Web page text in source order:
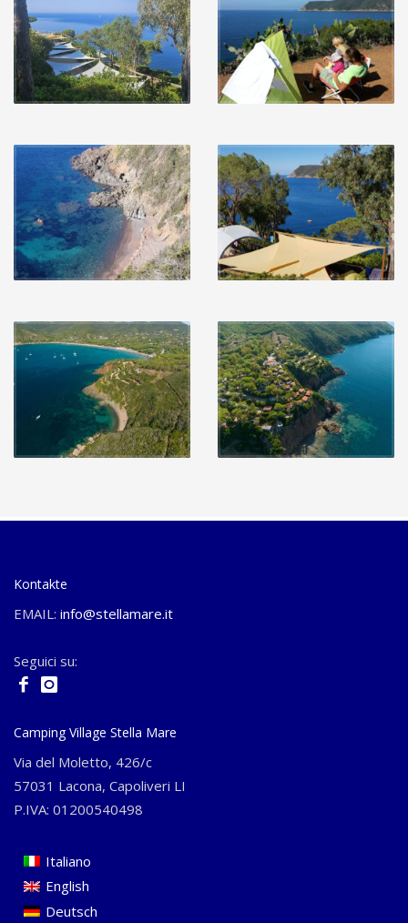
Kontakte
EMAIL: info@stellamare.it
Seguici su:
Camping Village Stella Mare
Via del Moletto, 426/c
57031 Lacona, Capoliveri LI
P.IVA: 01200540498
Italiano
English
Deutsch